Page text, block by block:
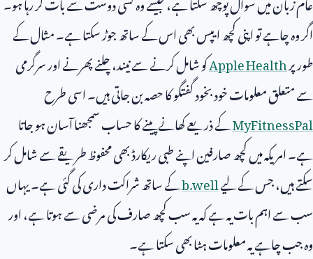
اگر وہ چاہے تو اپنی کچھ ایپس بھی اس کے ساتھ جوڑ سکتا ہے۔ مثال کے
طور پرApple Healthکو شامل کرنے سے نیند، چلنے پھرنے اور سرگرمی
سے متعلق معلومات خود بخود گفتگو کا حصہ بن جاتی ہیں۔ اسی طرح
MyFitnessPalکے ذریعے کھانے پینے کا حساب سمجھنا آسان ہو جاتا
ہے۔ امریکہ میں کچھ صارفین اپنے طبی ریکارڈ بھی محفوظ طریقے سے شامل کر
سکتے ہیں، جس کے لیےb.wellکے ساتھ شراکت داری کی گئی ہے۔ یہاں
سب سے اہم بات یہ ہے کہ یہ سب کچھ صارف کی مرضی سے ہوتا ہے، اور
وہ جب چاہے یہ معلومات ہٹا بھی سکتا ہے۔